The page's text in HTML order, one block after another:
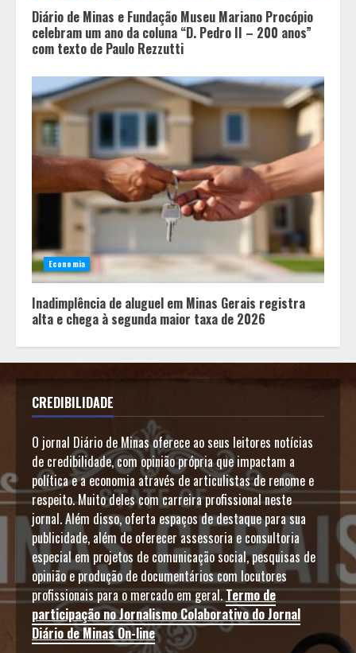
Diário de Minas e Fundação Museu Mariano Procópio
celebram um ano da coluna “D. Pedro II – 200 anos”
com texto de Paulo Rezzutti
Economia
Inadimplência de aluguel em Minas Gerais registra
alta e chega à segunda maior taxa de 2026
CREDIBILIDADE
O jornal Diário de Minas oferece ao seus leitores notícias
de credibilidade, com opinião própria que impactam a
política e a economia através de articulistas de renome e
respeito. Muito deles com carreira profissional neste
jornal. Além disso, oferta espaços de destaque para sua
publicidade, além de oferecer assessoria e consultoria
especial em projetos de comunicação social, pesquisas de
opinião e produção de documentários com locutores
profissionais para o mercado em geral.Termo de
participação no Jornalismo Colaborativo do Jornal
Diário de Minas On-line